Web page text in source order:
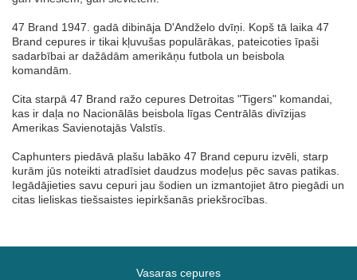
47 Brand 1947. gadā dibināja D'Andželo dvīņi. Kopš tā laika 47
Brand cepures ir tikai kļuvušas populārākas, pateicoties īpaši
sadarbībai ar dažādām amerikāņu futbola un beisbola
komandām.
Cita starpā 47 Brand ražo cepures Detroitas "Tigers" komandai,
kas ir daļa no Nacionālās beisbola līgas Centrālās divīzijas
Amerikas Savienotajās Valstīs.
Caphunters piedāvā plašu labāko 47 Brand cepuru izvēli, starp
kurām jūs noteikti atradīsiet daudzus modeļus pēc savas patikas.
Iegādājieties savu cepuri jau šodien un izmantojiet ātro piegādi un
citas lieliskas tiešsaistes iepirkšanās priekšrocības.
Vasaras cepures